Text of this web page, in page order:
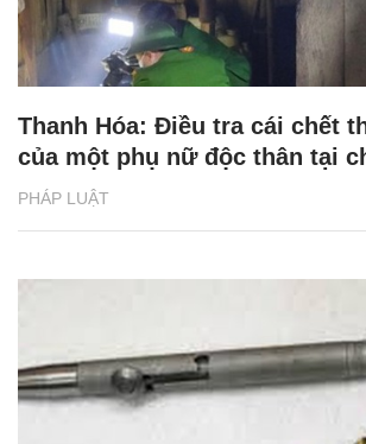
PHÁP LUẬT
Thanh Hóa: Điều tra cái chết
của một phụ nữ độc thân tại